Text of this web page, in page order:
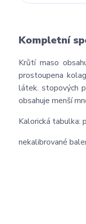
Kompletní
Krůtí maso
prostoupena
látek. stopových
obsahuje menší
Kalorická tabulka:
nekalibrované